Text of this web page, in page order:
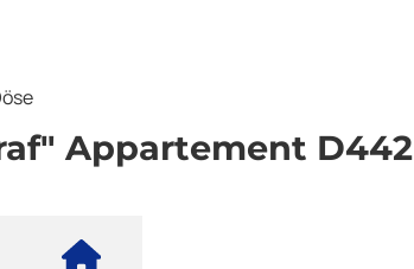
Appartement D442